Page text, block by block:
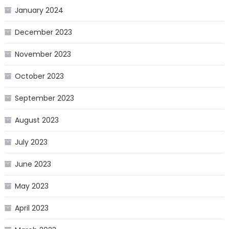
January 2024
December 2023
November 2023
October 2023
September 2023
August 2023
July 2023
June 2023
May 2023
April 2023